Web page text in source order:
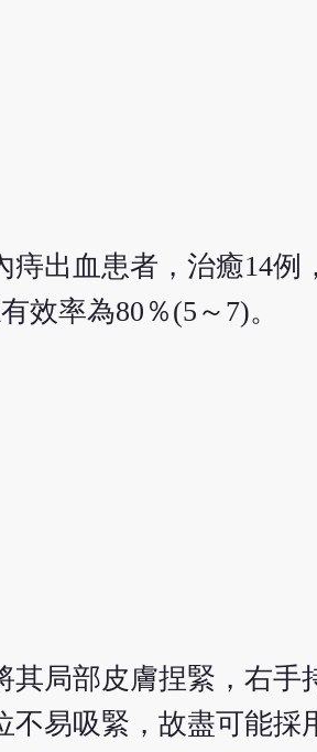
出血患者，治癒14例
效率為80％(5～7)。
局部皮膚捏緊，右手
易吸緊，故盡可能採